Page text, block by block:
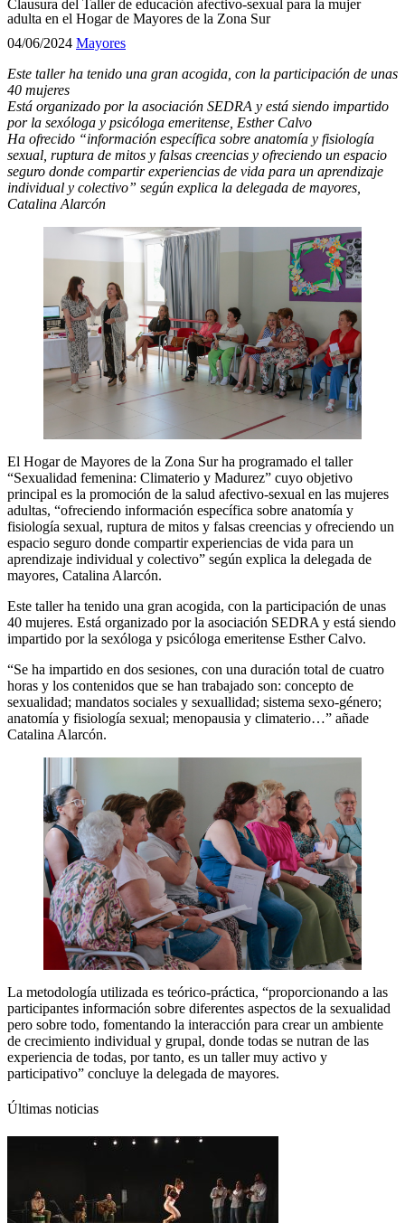
Clausura del Taller de educación afectivo-sexual para la mujer
adulta en el Hogar de Mayores de la Zona Sur
04/06/2024 Mayores
Este taller ha tenido una gran acogida, con la participación de unas
40 mujeres
Está organizado por la asociación SEDRA y está siendo impartido
por la sexóloga y psicóloga emeritense, Esther Calvo
Ha ofrecido “información específica sobre anatomía y fisiología
sexual, ruptura de mitos y falsas creencias y ofreciendo un espacio
seguro donde compartir experiencias de vida para un aprendizaje
individual y colectivo” según explica la delegada de mayores,
Catalina Alarcón
El Hogar de Mayores de la Zona Sur ha programado el taller
“Sexualidad femenina: Climaterio y Madurez” cuyo objetivo
principal es la promoción de la salud afectivo-sexual en las mujeres
adultas, “ofreciendo información específica sobre anatomía y
fisiología sexual, ruptura de mitos y falsas creencias y ofreciendo un
espacio seguro donde compartir experiencias de vida para un
aprendizaje individual y colectivo” según explica la delegada de
mayores, Catalina Alarcón.
Este taller ha tenido una gran acogida, con la participación de unas
40 mujeres. Está organizado por la asociación SEDRA y está siendo
impartido por la sexóloga y psicóloga emeritense Esther Calvo.
“Se ha impartido en dos sesiones, con una duración total de cuatro
horas y los contenidos que se han trabajado son: concepto de
sexualidad; mandatos sociales y sexuallidad; sistema sexo-género;
anatomía y fisiología sexual; menopausia y climaterio…” añade
Catalina Alarcón.
La metodología utilizada es teórico-práctica, “proporcionando a las
participantes información sobre diferentes aspectos de la sexualidad
pero sobre todo, fomentando la interacción para crear un ambiente
de crecimiento individual y grupal, donde todas se nutran de las
experiencia de todas, por tanto, es un taller muy activo y
participativo” concluye la delegada de mayores.
Últimas noticias